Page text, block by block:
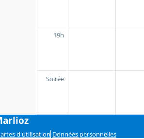
19h
Soirée
d'utilisation Données personnelles